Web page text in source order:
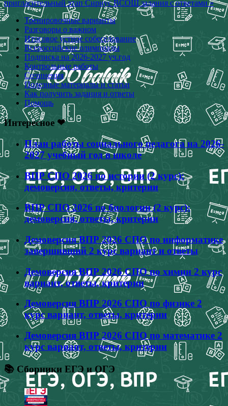
пригласительный этап Сириус ВСОШ задания с ответами »
Тренировочные варианты
Разговоры о важном
Итоговое устное собеседование
Всероссийские олимпиады
Подписка на 2026-2027 уч.год
Контрольные работы
Сочинения
Полезные материалы и статьи
Как получить задания и ответы
Помощь
Интересное ❤
План работы социального педагога на 2026-
2027 учебный год в школе
ВПР СПО 2026 по истории (2 курс):
демоверсия, ответы, критерии
ВПР СПО 2026 по биологии (2 курс):
демоверсия, ответы, критерии
Демоверсия ВПР 2026 СПО по информатике
завершивший 2 курс вариант и ответы
Демоверсия ВПР 2026 СПО по химии 2 курс
вариант, ответы, критерии
Демоверсия ВПР 2026 СПО по физике 2
курс вариант, ответы, критерии
Демоверсия ВПР 2026 СПО по математике 2
курс вариант, ответы, критерии
📚 Сборники ЕГЭ и ОГЭ